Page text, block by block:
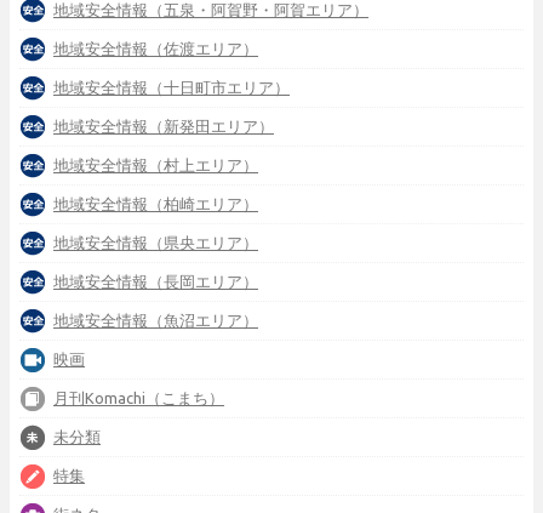
地域安全情報（五泉・阿賀野・阿賀エリア）
地域安全情報（佐渡エリア）
地域安全情報（十日町市エリア）
地域安全情報（新発田エリア）
地域安全情報（村上エリア）
地域安全情報（柏崎エリア）
地域安全情報（県央エリア）
地域安全情報（長岡エリア）
地域安全情報（魚沼エリア）
映画
月刊Komachi（こまち）
未分類
特集